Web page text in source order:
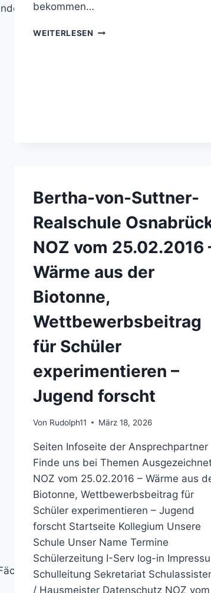
bekommen…
WEITERLESEN BERTHA-
Bertha-von-Suttner-
Realschule
NOZ vom 25.02.2016
Wärme aus der
Biotonne,
Wettbewerbsbeitrag
für Schüler
experimentieren –
Jugend forscht
Von Rudolph11 März 18, 2026
Seiten Infoseite der Ansprechpartner
Finde uns bei Themen
NOZ vom 25.02.2016 – Wärme aus
Biotonne, Wettbewerbsbeitrag für
Schüler experimentieren – Jugend
forscht Startseite Kollegium Unsere
Schule Unser Name Termine
Schülerzeitung I-Serv log-in
Schulleitung Sekretariat
/ Hausmeister Datenschutz NOZ vom